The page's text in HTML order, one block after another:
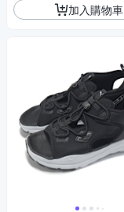
加入購物車